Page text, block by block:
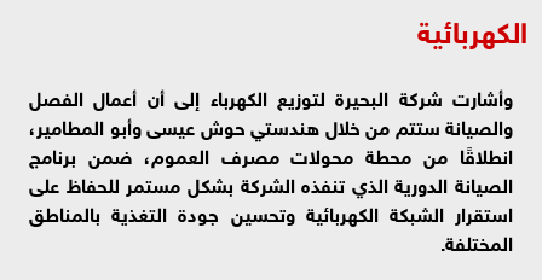
الكهربائية
وأشارت شركة البحيرة لتوزيع الكهرباء إلى أن أعمال الفصل
والصيانة ستتم من خلال هندستي حوش عيسى وأبو المطامير،
انطلاقًا من محطة محولات مصرف العموم، ضمن برنامج
الصيانة الدورية الذي تنفذه الشركة بشكل مستمر للحفاظ على
استقرار الشبكة الكهربائية وتحسين جودة التغذية بالمناطق
المختلفة.